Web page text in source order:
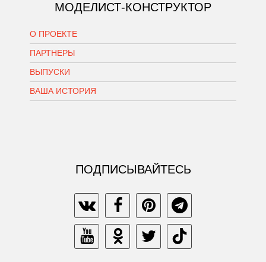
МОДЕЛИСТ-КОНСТРУКТОР
О ПРОЕКТЕ
ПАРТНЕРЫ
ВЫПУСКИ
ВАША ИСТОРИЯ
ПОДПИСЫВАЙТЕСЬ